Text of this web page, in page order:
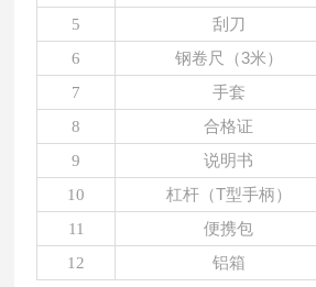
5
刮刀
6
钢卷尺（3米）
7
手套
8
合格证
9
说明书
10
杠杆（T型手柄）
11
便携包
12
铝箱